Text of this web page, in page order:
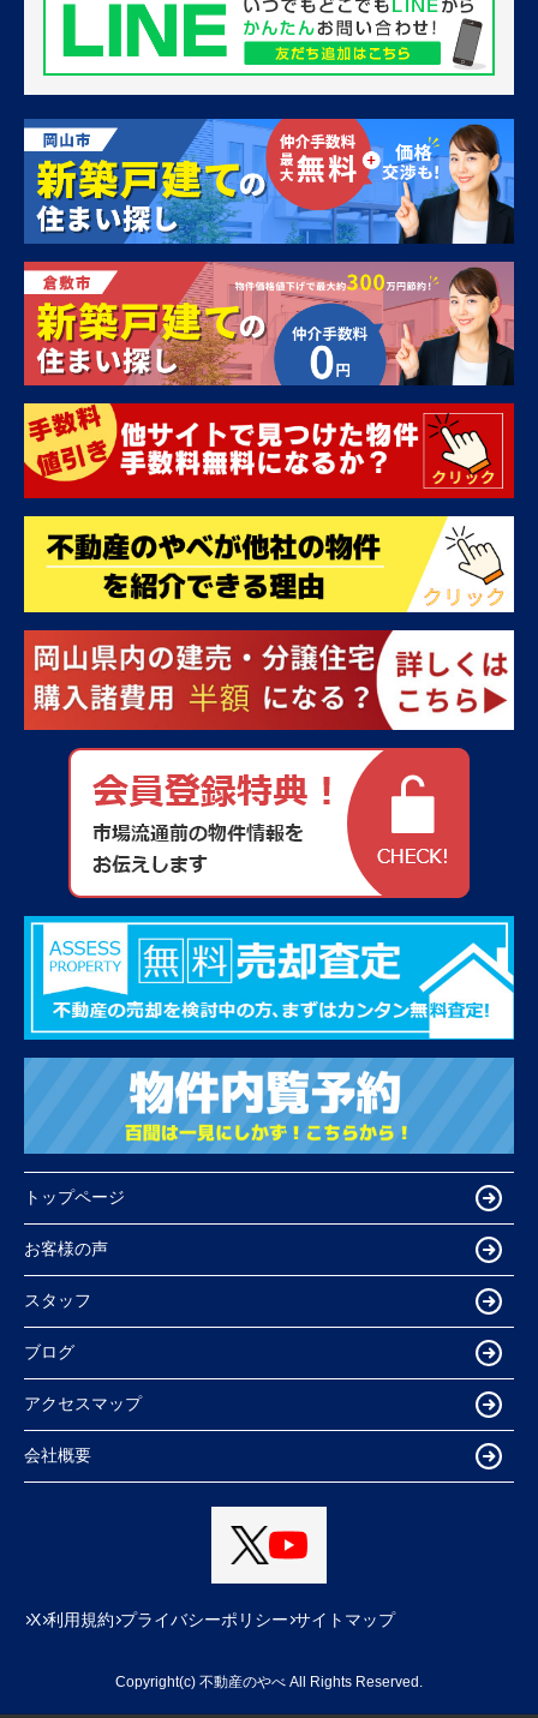
トップページ
お客様の声
スタッフ
ブログ
アクセスマップ
会社概要
X 利用規約 プライバシーポリシー サイトマップ
Copyright(c) 不動産のやべ All Rights Reserved.